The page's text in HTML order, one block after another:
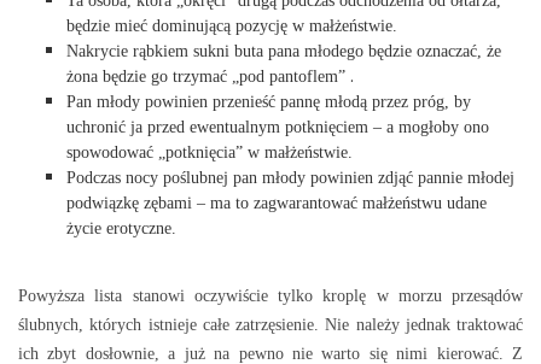
będzie mieć dominującą pozycję w małżeństwie.
Nakrycie rąbkiem sukni buta pana młodego będzie oznaczać, że
żona będzie go trzymać „pod pantoflem” .
Pan młody powinien przenieść pannę młodą przez próg, by
uchronić ja przed ewentualnym potknięciem – a mogłoby ono
spowodować „potknięcia” w małżeństwie.
Podczas nocy poślubnej pan młody powinien zdjąć pannie młodej
podwiązkę zębami – ma to zagwarantować małżeństwu udane
życie erotyczne.
Powyższa lista stanowi oczywiście tylko kroplę w morzu przesądów
ślubnych, których istnieje całe zatrzęsienie. Nie należy jednak traktować
ich zbyt dosłownie, a już na pewno nie warto się nimi kierować. Z